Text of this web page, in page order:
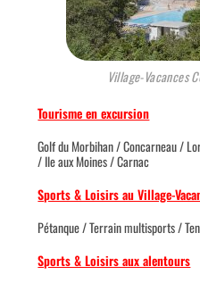
Village-Vacances
Tourisme en excursion
Golf du Morbihan / Concarneau /
/ Ile aux Moines / Carnac
Sports & Loisirs au Village-
Pétanque / Terrain multisports /
Sports & Loisirs aux alentours